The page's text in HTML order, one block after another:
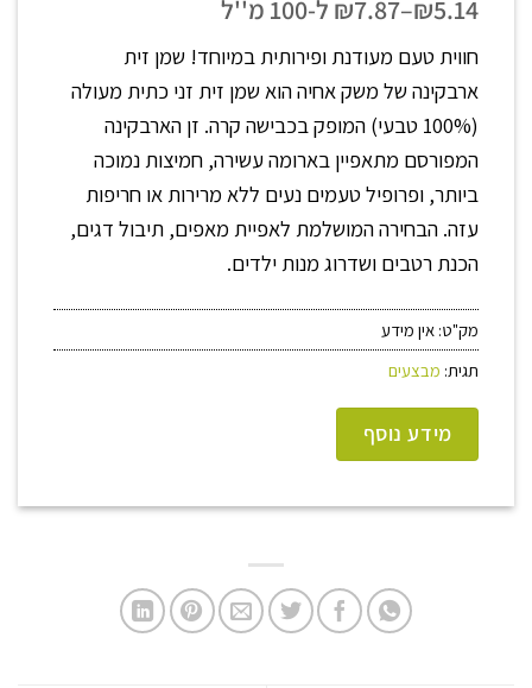
עד
₪5.14
–
₪7.87 ל-100 מ''ל
חווית טעם מעודנת ופירותית במיוחד! שמן זית
ארבקינה של משק אחיה הוא שמן זית זני כתית מעולה
(100% טבעי) המופק בכבישה קרה. זן הארבקינה
המפורסם מתאפיין בארומה עשירה, חמיצות נמוכה
ביותר, ופרופיל טעמים נעים ללא מרירות או חריפות
עזה. הבחירה המושלמת לאפיית מאפים, תיבול דגים,
הכנת רטבים ושדרוג מנות ילדים.
מק"ט: אין מידע
תגית: מבצעים
מידע נוסף